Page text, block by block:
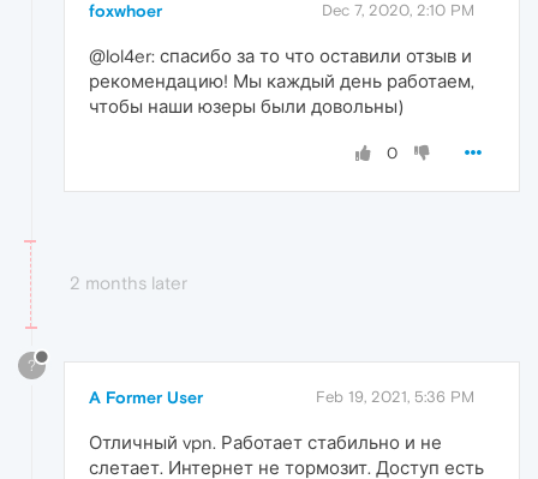
foxwhoer Dec 7, 2020, 2:10 PM
@lol4er: спасибо за то что оставили отзыв и
рекомендацию! Мы каждый день работаем,
чтобы наши юзеры были довольны)
0
2 months later
?
A Former User Feb 19, 2021, 5:36 PM
Отличный vpn. Работает стабильно и не
слетает. Интернет не тормозит. Доступ есть